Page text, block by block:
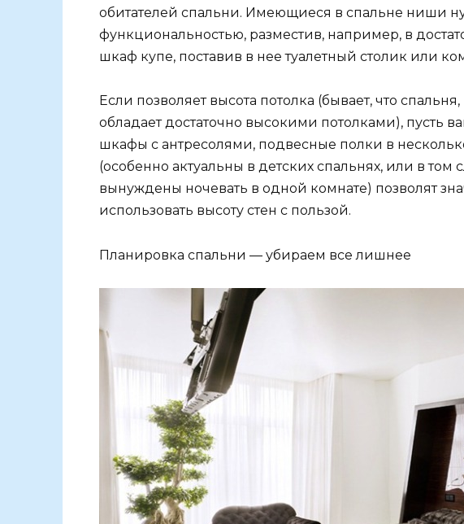
обитателей спальни. Имеющиеся в спальне ниши
функциональностью, разместив, например, в
шкаф купе, поставив в нее туалетный столик или
Если позволяет высота потолка (бывает, что
обладает достаточно высокими потолками), пусть
шкафы с антресолями, подвесные полки в
(особенно актуальны в детских спальнях, или в том
вынуждены ночевать в одной комнате) позволят
использовать высоту стен с пользой.
Планировка спальни — убираем все лишнее